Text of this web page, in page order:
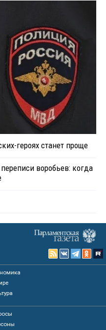
героях станет проще
воробьев: когда